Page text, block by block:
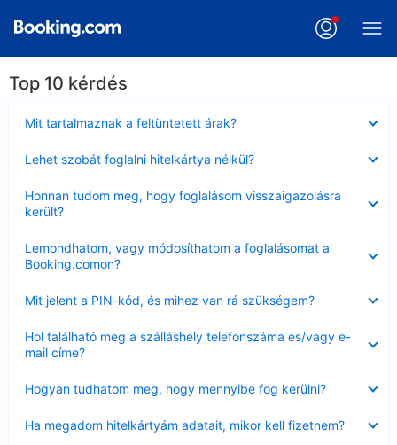
Top 10 kérdés
Mit tartalmaznak a feltüntetett árak?
Lehet szobát foglalni hitelkártya nélkül?
Honnan tudom meg, hogy foglalásom visszaigazolásra
került?
Lemondhatom, vagy módosíthatom a foglalásomat a
Booking.comon?
Mit jelent a PIN-kód, és mihez van rá szükségem?
Hol található meg a szálláshely telefonszáma és/vagy e-
mail címe?
Hogyan tudhatom meg, hogy mennyibe fog kerülni?
Ha megadom hitelkártyám adatait, mikor kell fizetnem?